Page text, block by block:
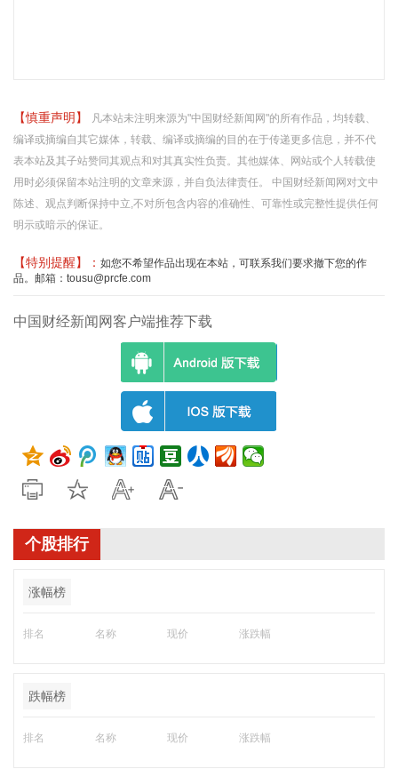
【慎重声明】
凡本站未注明来源为"中国财经新闻网"的所有作品，均转载、
编译或摘编自其它媒体，转载、编译或摘编的目的在于传递更多信息，并不代
表本站及其子站赞同其观点和对其真实性负责。其他媒体、网站或个人转载使
用时必须保留本站注明的文章来源，并自负法律责任。 中国财经新闻网对文中
陈述、观点判断保持中立,不对所包含内容的准确性、可靠性或完整性提供任何
明示或暗示的保证。
【特别提醒】： 如您不希望作品出现在本站，可联系我们要求撤下您的作
品。邮箱：tousu@prcfe.com
中国财经新闻网客户端推荐下载
个股排行
涨幅榜
排名 名称 现价 涨跌幅
跌幅榜
排名 名称 现价 涨跌幅